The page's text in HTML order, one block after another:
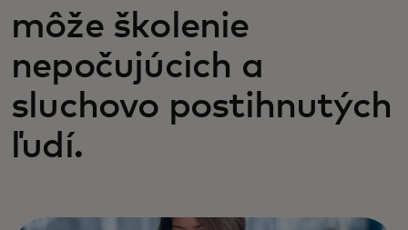
môže školenie
nepočujúcich a
sluchovo postihnutých
ľudí.